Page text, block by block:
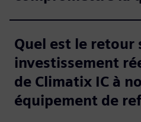
Quel est le retour
investissement
de Climatix IC à
équipement de